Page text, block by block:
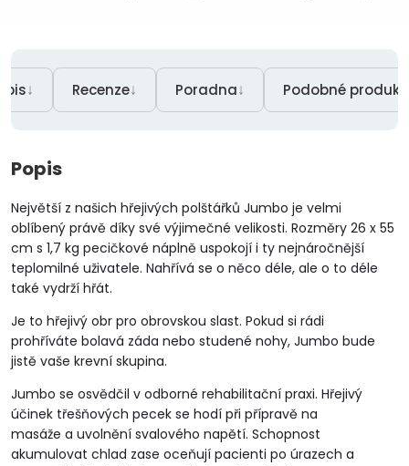
↓ Recenze↓ Poradna↓ Podobné
Popis
Největší z našich hřejivých polštářků Jumbo je velmi
oblíbený právě díky své výjimečné velikosti. Rozměry 26 x 55
cm s 1,7 kg pecičkové náplně uspokojí i ty nejnáročnější
teplomilné uživatele. Nahřívá se o něco déle, ale o to déle
také vydrží hřát.
Je to hřejivý obr pro obrovskou slast. Pokud si rádi
prohříváte bolavá záda nebo studené nohy, Jumbo bude
jistě vaše krevní skupina.
Jumbo se osvědčil v odborné rehabilitační praxi. Hřejivý
účinek třešňových pecek se hodí při přípravě na
masáže a uvolnění svalového napětí. Schopnost
akumulovat chlad zase oceňují pacienti po úrazech a